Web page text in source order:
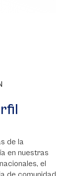
de la
en nuestras
el